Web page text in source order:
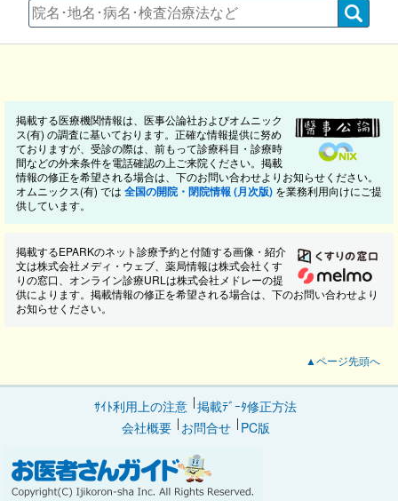
掲載する医療機関情報は、医事公論社およびオムニック
ス(有) の調査に基いております。正確な情報提供に努め
ておりますが、受診の際は、前もって診療科目・診療時
間などの外来条件を電話確認の上ご来院ください。掲載
情報の修正を希望される場合は、下のお問い合わせよりお知らせください。
オムニックス(有) では 全国の開院・閉院情報 (月次版) を業務利用向けにご提
供しています。
掲載するEPARKのネット診療予約と付随する画像・紹介
文は株式会社メディ・ウェブ、薬局情報は株式会社くす
りの窓口、オンライン診療URLは株式会社メドレーの提
供によります。掲載情報の修正を希望される場合は、下のお問い合わせより
お知らせください。
▲ページ先頭へ
ｻｲﾄ利用上の注意 掲載ﾃﾞｰﾀ修正方法
会社概要
お問合せ PC版